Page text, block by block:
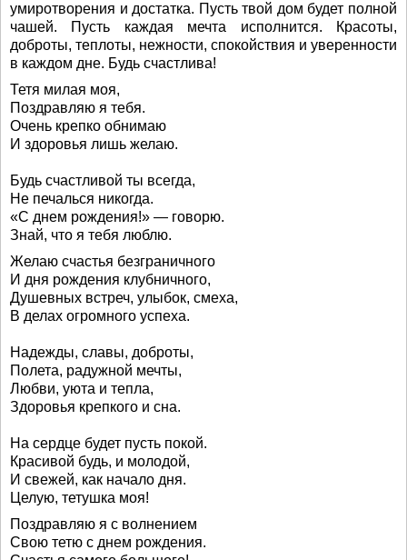
умиротворения и достатка. Пусть твой дом будет полной
чашей. Пусть каждая мечта исполнится. Красоты,
доброты, теплоты, нежности, спокойствия и уверенности
в каждом дне. Будь счастлива!
Тетя милая моя,
Поздравляю я тебя.
Очень крепко обнимаю
И здоровья лишь желаю.
Будь счастливой ты всегда,
Не печалься никогда.
«С днем рождения!» — говорю.
Знай, что я тебя люблю.
Желаю счастья безграничного
И дня рождения клубничного,
Душевных встреч, улыбок, смеха,
В делах огромного успеха.
Надежды, славы, доброты,
Полета, радужной мечты,
Любви, уюта и тепла,
Здоровья крепкого и сна.
На сердце будет пусть покой.
Красивой будь, и молодой,
И свежей, как начало дня.
Целую, тетушка моя!
Поздравляю я с волнением
Свою тетю с днем рождения.